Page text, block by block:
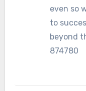
even so
to
beyond
874780